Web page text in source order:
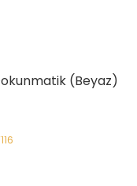
(Beyaz)